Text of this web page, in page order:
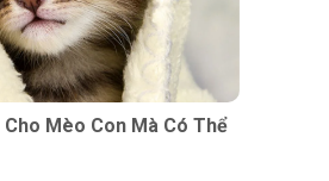
Mèo Con Mà Có Thể